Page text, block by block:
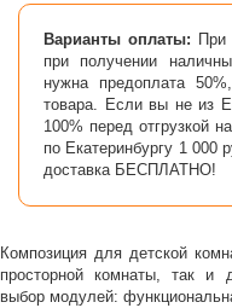
Варианты оплаты: При
при получении
нужна предоплата
товара. Если вы не из
100% перед отгрузкой
по Екатеринбургу 1 000
доставка БЕСПЛАТНО!
Композиция для детской
просторной комнаты, так и
выбор модулей: